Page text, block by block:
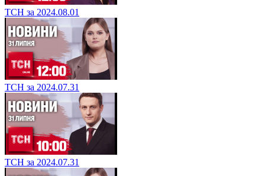
ТСН за 2024.08.01
ТСН за 2024.07.31
ТСН за 2024.07.31